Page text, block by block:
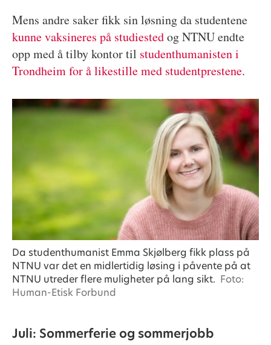
Mens andre saker fikk sin løsning da studentene
kunne vaksineres på studiestedog NTNU endte
opp med å tilby kontor til studenthumanisten i
Trondheim for å likestille med studentprestene.
Da studenthumanist Emma Skjølberg fikk plass på
NTNU var det en midlertidig løsing i påvente på at
NTNU utreder flere muligheter på lang sikt. Foto:
Human-Etisk Forbund
Juli: Sommerferie og sommerjobb